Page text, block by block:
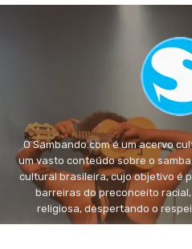
O Sambando.com é um acervo
um vasto conteúdo sobre o
cultural brasileira, cujo objetivo é
barreiras do preconceito
religiosa, despertando o